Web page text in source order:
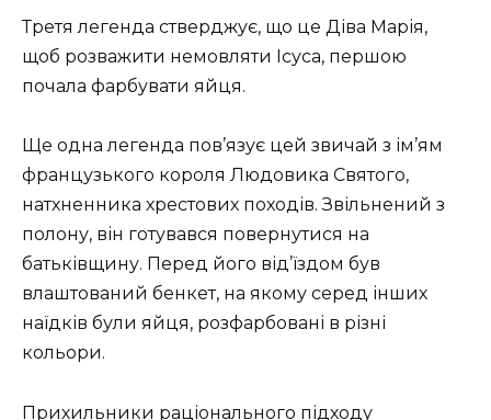
Третя легенда стверджує, що це Діва Марія,
щоб розважити немовляти Ісуса, першою
почала фарбувати яйця.
Ще одна легенда пов’язує цей звичай з ім’ям
французького короля Людовика Святого,
натхненника хрестових походів. Звільнений з
полону, він готувався повернутися на
батьківщину. Перед його від’їздом був
влаштований бенкет, на якому серед інших
наїдків були яйця, розфарбовані в різні
кольори.
Прихильники раціонального підходу